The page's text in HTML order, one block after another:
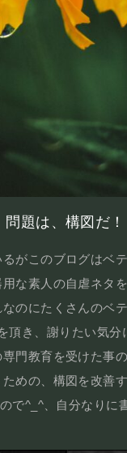
問題は、構図だ！
がこのブログはベ
な素人の自虐ネタ
のにたくさんのベ
頂き、謝りたい気分
門教育を受けた事
めの、構図を改善
で^_^、自分なりに